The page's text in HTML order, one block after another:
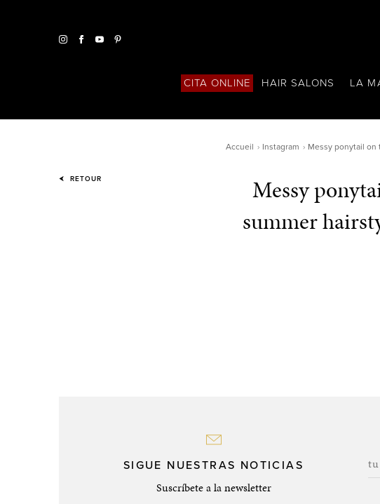
CITA ONLINE HAIR SALONS LA
Accueil Instagram Messy ponytail on
RETOUR
Messy
summer
SIGUE NUESTRAS NOTICIAS
Suscríbete a la newsletter